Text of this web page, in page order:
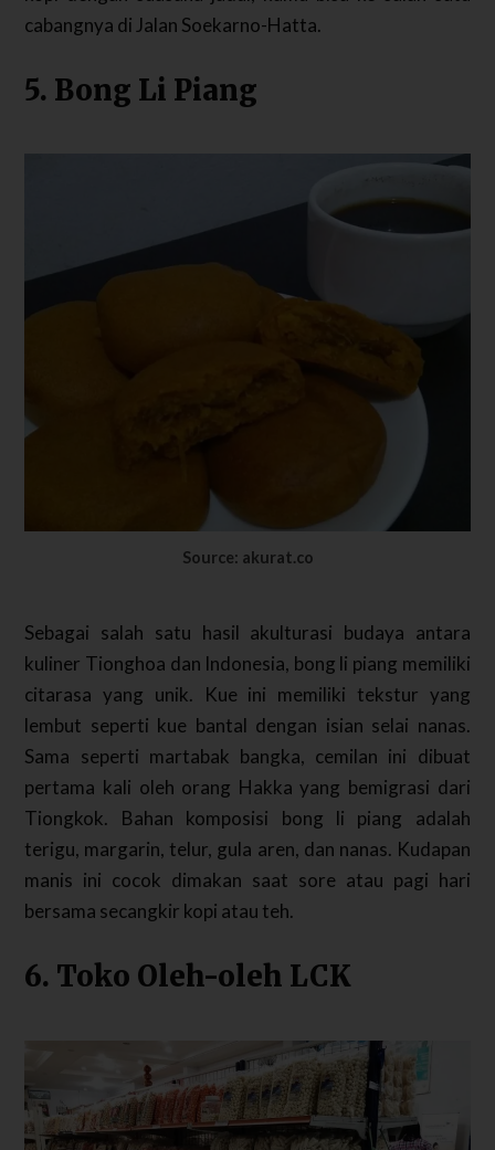
cabangnya di Jalan Soekarno-Hatta.
5. Bong Li Piang
Source: akurat.co
Sebagai salah satu hasil akulturasi budaya antara
kuliner Tionghoa dan Indonesia, bong li piang memiliki
citarasa yang unik. Kue ini memiliki tekstur yang
lembut seperti kue bantal dengan isian selai nanas.
Sama seperti martabak bangka, cemilan ini dibuat
pertama kali oleh orang Hakka yang bemigrasi dari
Tiongkok. Bahan komposisi bong li piang adalah
terigu, margarin, telur, gula aren, dan nanas. Kudapan
manis ini cocok dimakan saat sore atau pagi hari
bersama secangkir kopi atau teh.
6. Toko Oleh-oleh LCK